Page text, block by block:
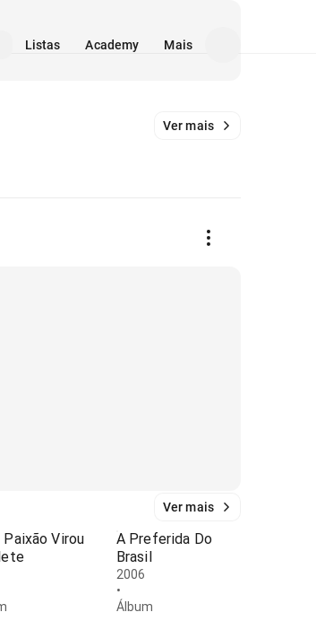
Listas Academy Mais
Ver mais
Ver mais
Paixão Virou
A Preferida Do
Brasil
2006
•
Álbum